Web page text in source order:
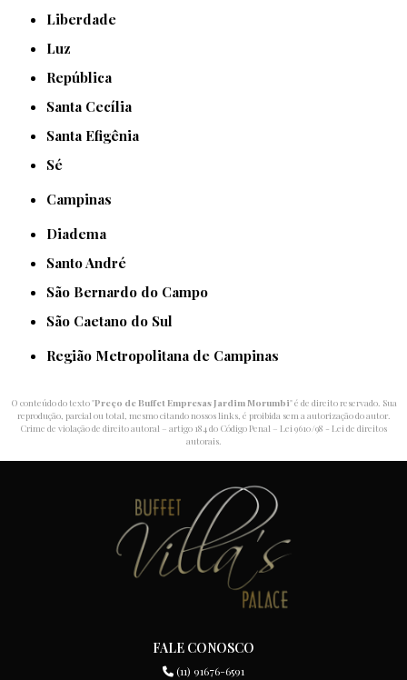
Liberdade
Luz
República
Santa Cecília
Santa Efigênia
Sé
Campinas
Diadema
Santo André
São Bernardo do Campo
São Caetano do Sul
Região Metropolitana de Campinas
O conteúdo do texto "Preço de Buffet Empresas Jardim Morumbi" é de direito reservado. Sua
reprodução, parcial ou total, mesmo citando nossos links, é proibida sem a autorização do autor.
Crime de violação de direito autoral – artigo 184 do Código Penal – Lei 9610/98 - Lei de direitos
autorais.
FALE CONOSCO
(11) 91676-6591